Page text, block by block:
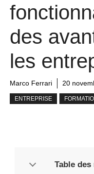
des
les
Marco Ferrari 20
ENTREPRISE
Table